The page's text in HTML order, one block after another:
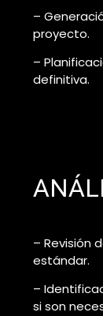
–
proyecto.
–
definitiva.
– Revisión
estándar.
–
si son